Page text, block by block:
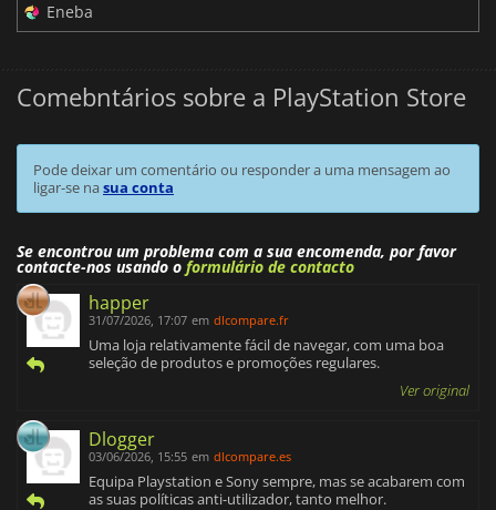
Eneba
Comebntários sobre a PlayStation Store
Pode deixar um comentário ou responder a uma mensagem ao
ligar-se nasua conta
Se encontrou um problema com a sua encomenda, por favor
contacte-nos usando o formulário de contacto
happer
31/07/2026, 17:07 em dlcompare.fr
Uma loja relativamente fácil de navegar, com uma boa
seleção de produtos e promoções regulares.
Ver original
Dlogger
03/06/2026, 15:55 em dlcompare.es
Equipa Playstation e Sony sempre, mas se acabarem com
as suas políticas anti-utilizador, tanto melhor.